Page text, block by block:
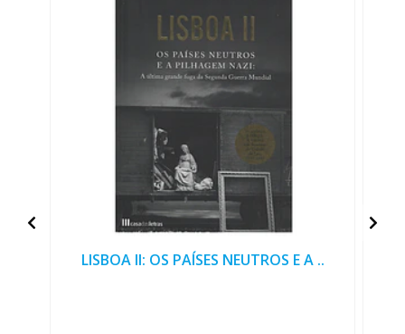
LISBOA II: OS PAÍSES NEUTROS E A ..